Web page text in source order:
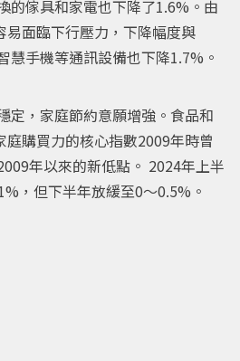
傢具和家電也下降了1.6%。由
面臨下行壓力，下降幅度與
慧手機等通訊設備也下降1.7%。
，家庭節約意願增強。食品和
購買力的核心指數2009年時曾
年以來的新低點。 2024年上半
，但下半年放緩至0～0.5%。